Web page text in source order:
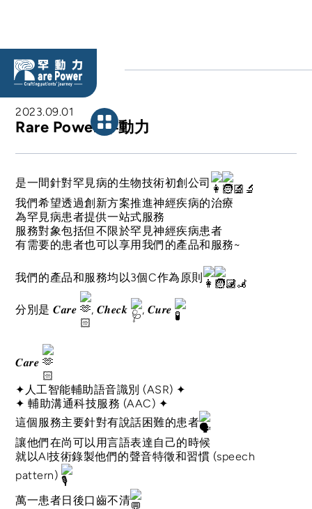
BLOG
2023.09.01
Rare Power 罕動力
是一間針對罕見病的生物技術初創公司
我們希望透過創新方案推進神經疾病的治療
為罕見病患者提供一站式服務
服務對象包括但不限於罕見神經疾病患者
有需要的患者也可以享用我們的產品和服務~
我們的產品和服務均以3個C作為原則
分別是 𝑪𝒂𝒓𝒆 , 𝑪𝒉𝒆𝒄𝒌 , 𝑪𝒖𝒓𝒆
𝑪𝒂𝒓𝒆
✦人工智能輔助語音識別 (ASR) ✦
✦ 輔助溝通科技服務 (AAC) ✦
這個服務主要針對有說話困難的患者
讓他們在尚可以用言語表達自己的時候
就以Al技術錄製他們的聲音特徵和習慣 (speech
pattern)
萬一患者日後口齒不清